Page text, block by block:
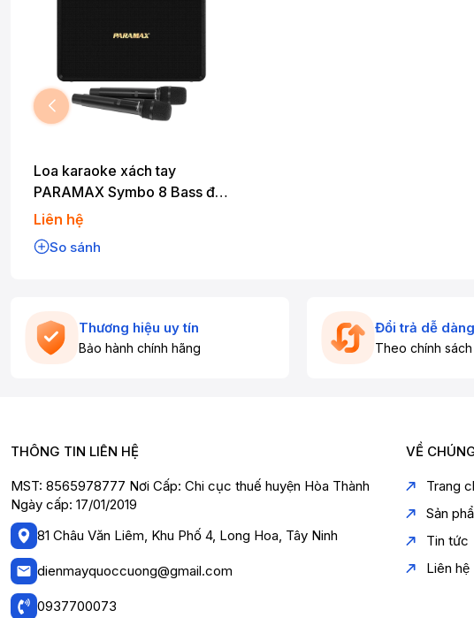
Loa karaoke xách tay
PARAMAX Symbo 8 Bass đôi
20cm 300W
Liên hệ
So sánh
Thương hiệu uy tín
Bảo hành chính hãng
Đổi trả dễ dàng
Theo chính sách
THÔNG TIN LIÊN HỆ
MST: 8565978777 Nơi Cấp: Chi cục thuế huyện Hòa Thành
Ngày cấp: 17/01/2019
81 Châu Văn Liêm, Khu Phố 4, Long Hoa, Tây Ninh
dienmayquoccuong@gmail.com
0937700073
VỀ
Trang
Sản
Tin tức
Liên hệ